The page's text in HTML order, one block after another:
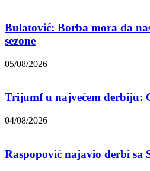
Bulatović: Borba mora da
sezone
05/08/2026
Trijumf u najvećem derbiju:
04/08/2026
Raspopović najavio derbi sa